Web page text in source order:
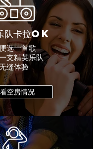
队卡拉OK
选一首歌
支精英乐队
缝体验
空房情况